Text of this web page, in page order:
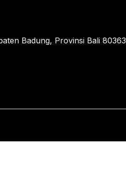
Badung, Provinsi Bali 80363